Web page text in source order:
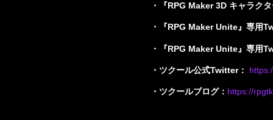
・『RPG Maker 3D キャラク
・『RPG Maker Unite』専用
・『RPG Maker Unite』専用
・ツクール公式Twitter： https
・ツクールブログ： https://